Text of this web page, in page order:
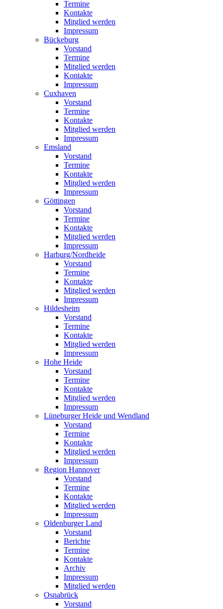
Termine
Kontakte
Mitglied werden
Impressum
Bückeburg
Vorstand
Termine
Mitglied werden
Kontakte
Impressum
Cuxhaven
Vorstand
Termine
Kontakte
Mitglied werden
Impressum
Emsland
Vorstand
Termine
Kontakte
Mitglied werden
Impressum
Göttingen
Vorstand
Termine
Kontakte
Mitglied werden
Impressum
Harburg/Nordheide
Vorstand
Termine
Kontakte
Mitglied werden
Impressum
Hildesheim
Vorstand
Termine
Kontakte
Mitglied werden
Impressum
Hohe Heide
Vorstand
Termine
Kontakte
Mitglied werden
Impressum
Lüneburger Heide und Wendland
Vorstand
Termine
Kontakte
Mitglied werden
Impressum
Region Hannover
Vorstand
Termine
Kontakte
Mitglied werden
Impressum
Oldenburger Land
Vorstand
Berichte
Termine
Kontakte
Archiv
Impressum
Mitglied werden
Osnabrück
Vorstand